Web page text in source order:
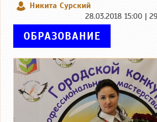
Никита Сурский
28.03.2018 15:00 |
ОБРАЗОВАНИЕ